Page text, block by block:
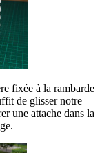
fixée à la rambarde
de glisser notre
une attache dans la